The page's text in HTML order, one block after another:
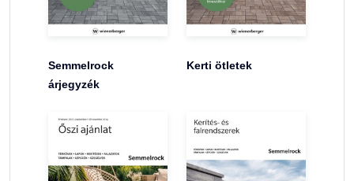
Semmelrock
árjegyzék
Kerti ötletek